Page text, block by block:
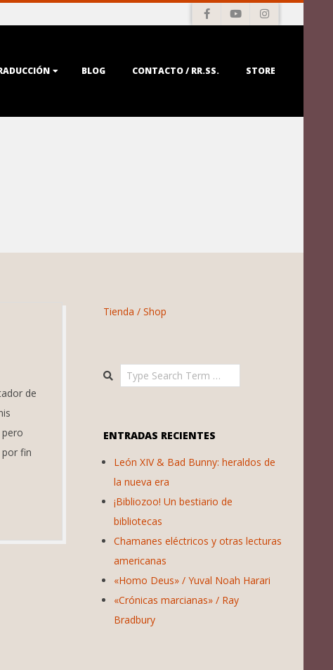
BLOG CONTACTO / RR.SS. STORE
de
fin
Tienda / Shop
Search
ENTRADAS RECIENTES
León XIV & Bad Bunny: heraldos de
la nueva era
¡Bibliozoo! Un bestiario de
bibliotecas
Chamanes eléctricos y otras lecturas
americanas
«Homo Deus» / Yuval Noah Harari
«Crónicas marcianas» / Ray
Bradbury